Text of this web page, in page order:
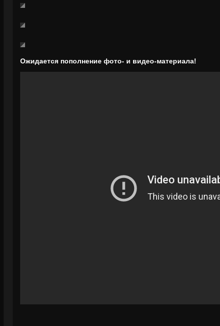
Ожидается пополнение фото- и видео-материала!